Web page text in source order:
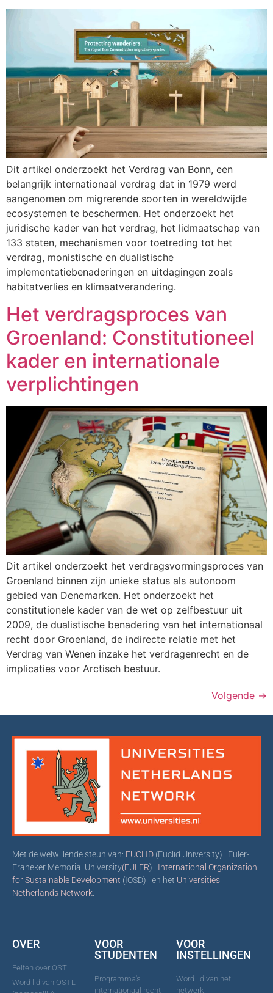
Dit artikel onderzoekt het Verdrag van Bonn, een
belangrijk internationaal verdrag dat in 1979 werd
aangenomen om migrerende soorten in wereldwijde
ecosystemen te beschermen. Het onderzoekt het
juridische kader van het verdrag, het lidmaatschap van
133 staten, mechanismen voor toetreding tot het
verdrag, monistische en dualistische
implementatiebenaderingen en uitdagingen zoals
habitatverlies en klimaatverandering.
Het verdragsproces van
Groenland: Constitutioneel
kader en internationale
verplichtingen
Dit artikel onderzoekt het verdragsvormingsproces van
Groenland binnen zijn unieke status als autonoom
gebied van Denemarken. Het onderzoekt het
constitutionele kader van de wet op zelfbestuur uit
2009, de dualistische benadering van het internationaal
recht door Groenland, de indirecte relatie met het
Verdrag van Wenen inzake het verdragenrecht en de
implicaties voor Arctisch bestuur.
Volgende →
Met de welwillende steun van: EUCLID (Euclid University) | Euler-
Franeker Memorial University(EULER) | International Organization
for Sustainable Development (IOSD) | en het Universities
Netherlands Network
OVER
Feiten over OSTL
Word lid van OSTL
VOOR
STUDENTEN
Programma's
internationaal recht
VOOR
INSTELLINGEN
Word lid van het
netwerk